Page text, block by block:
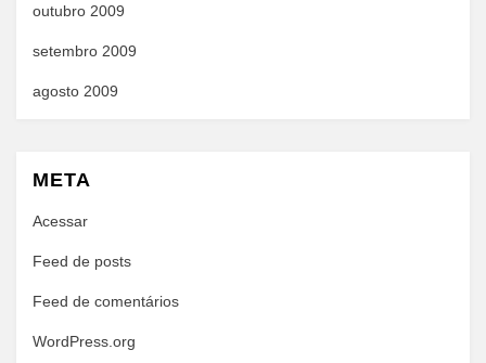
outubro 2009
setembro 2009
agosto 2009
META
Acessar
Feed de posts
Feed de comentários
WordPress.org